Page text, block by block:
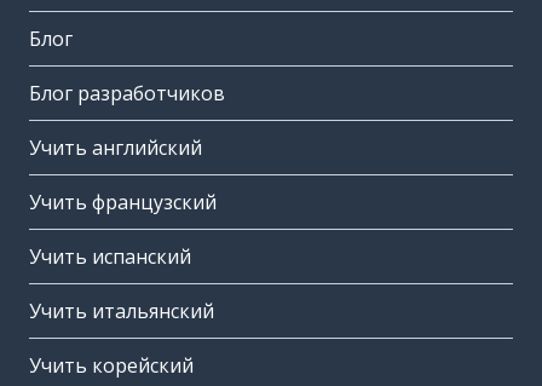
Блог
Блог разработчиков
Учить английский
Учить французский
Учить испанский
Учить итальянский
Учить корейский